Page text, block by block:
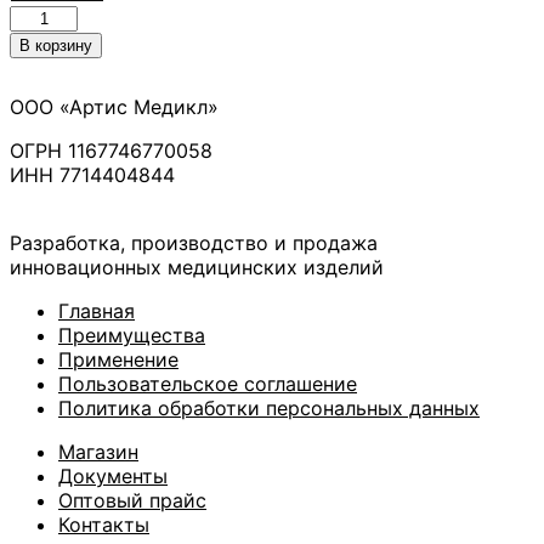
Количество
товара
Салфетка
сорбирующая
ранозаживляющая
стерильная
для
перевязки,
очищения
быстрого
заживления
ран,
ожогов,
трофических
язв
В корзину
ООО «Артис Медикл»
ОГРН 1167746770058
ИНН 7714404844
Разработка, производство и продажа
инновационных медицинских изделий
Главная
Преимущества
Применение
Пользовательское соглашение
Политика обработки персональных данных
Магазин
Документы
Оптовый прайс
Контакты